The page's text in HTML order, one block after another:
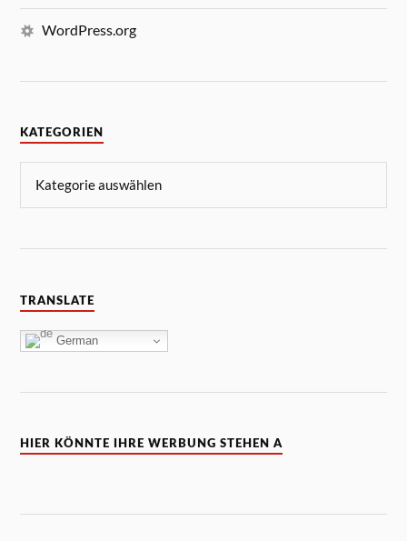
WordPress.org
KATEGORIEN
TRANSLATE
German
HIER KÖNNTE IHRE WERBUNG STEHEN A